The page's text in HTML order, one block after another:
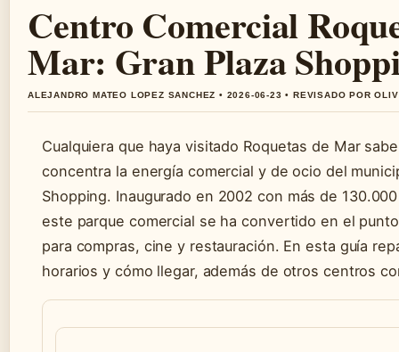
Centro Comercial
Mar: Gran Plaza
ALEJANDRO MATEO LOPEZ SANCHEZ • 2026-06-23 • REVISADO POR
Cualquiera que haya visitado Roquetas de Mar
concentra la energía comercial y de ocio del
Shopping. Inaugurado en 2002 con más de
este parque comercial se ha convertido en el
para compras, cine y restauración. En esta guía
horarios y cómo llegar, además de otros centros